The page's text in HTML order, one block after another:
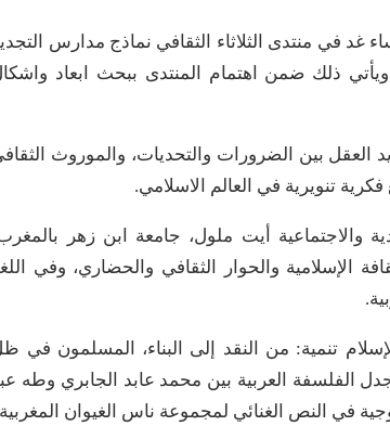
في منتدى الثلاثاء الثقافي نماذج مدارس
ذلك ضمن اهتمام المنتدى ببحث ابعاد
العقل بين الضرورات والتحديات، والموروث
تنويرية في العالم الاسلامي.
والاجتماعية أيت ملول، جامعة ابن زهر
الإسلامية والحوار الثقافي والحضاري، وفي
تنمية: من النقد إلى البناء، المسلمون في
الفلسفة العربية بين محمد عابد الجابري وطه
في النص الغنائي لمجموعة ناس الغيوان